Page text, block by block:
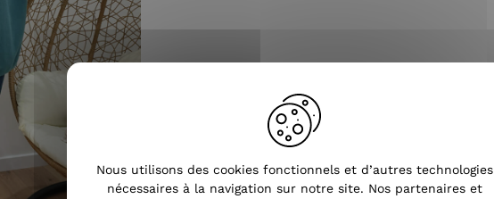
Nous utilisons des cookies fonctionnels et d’autres technologies
nécessaires à la navigation sur notre site. Nos partenaires et